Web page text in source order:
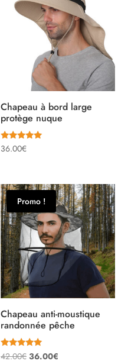
Chapeau à bord large
protège nuque
Note
5.00
36.00€
Promo !
Chapeau anti-moustique
randonnée pêche
Note
42.00€ Le
36.00€